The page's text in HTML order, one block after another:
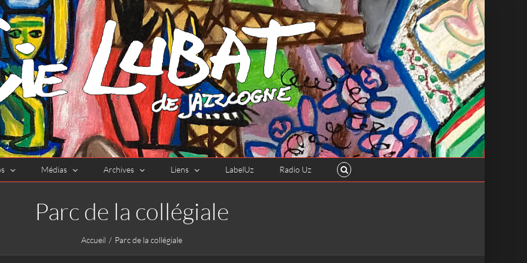
Médias Archives Liens LabelUz Radio Uz
Parc de la collégiale
Accueil Parc de la collégiale